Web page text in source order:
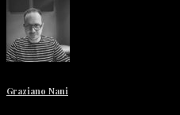
Graziano Nani